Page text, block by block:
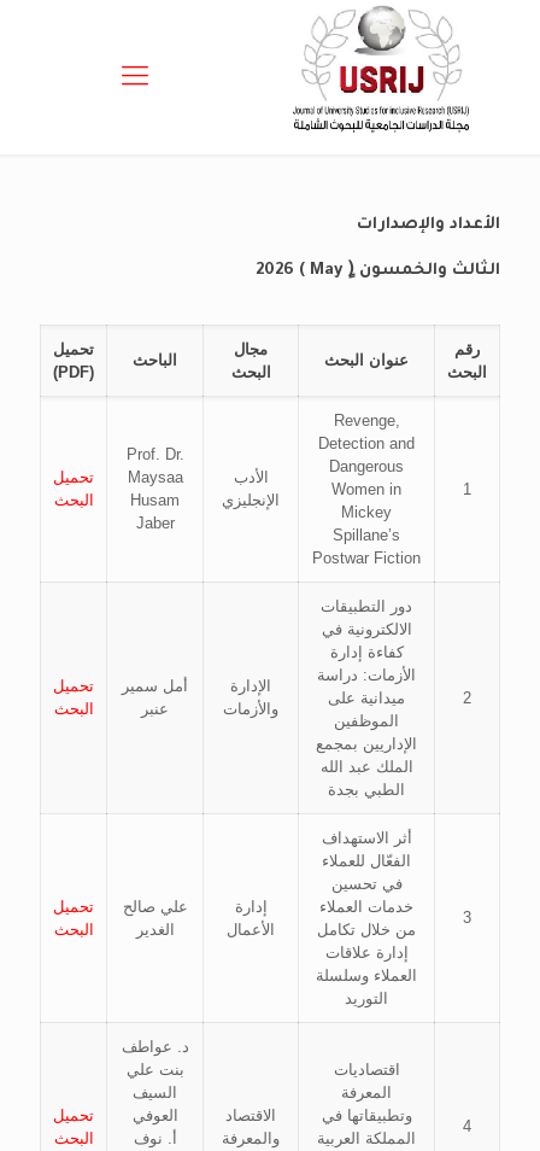
الأعداد والإصدارات
الثالث والخمسون (ٍ May ) 2026
رقم
البحث
عنوان البحث
مجال
البحث
الباحث
تحميل
(PDF)
1
Revenge,
Detection and
Dangerous
Women in
Mickey
Spillane’s
Postwar Fiction
الأدب
الإنجليزي
Prof. Dr.
Maysaa
Husam
Jaber
تحميل
البحث
2
دور التطبيقات
الالكترونية في
كفاءة إدارة
الأزمات: دراسة
ميدانية على
الموظفين
الإداريين بمجمع
الملك عبد الله
الطبي بجدة
الإدارة
والأزمات
أمل سمير
عنبر
تحميل
البحث
3
أثر الاستهداف
الفعّال للعملاء
في تحسين
خدمات العملاء
من خلال تكامل
إدارة علاقات
العملاء وسلسلة
التوريد
إدارة
الأعمال
علي صالح
الغدير
تحميل
البحث
4
اقتصاديات
المعرفة
وتطبيقاتها في
المملكة العربية
الاقتصاد
والمعرفة
د. عواطف
بنت علي
السيف
العوفي
أ. نوف
تحميل
البحث